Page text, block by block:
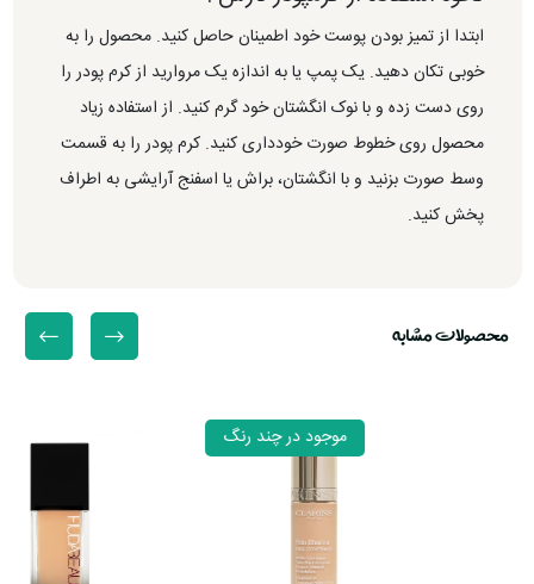
ابتدا از تمیز بودن پوست خود اطمینان حاصل کنید. محصول را به
خوبی تکان دهید. یک پمپ یا به اندازه یک مروارید از کرم پودر را
روی دست زده و با نوک انگشتان خود گرم کنید. از استفاده زیاد
محصول روی خطوط صورت خودداری کنید. کرم پودر را به قسمت
وسط صورت بزنید و با انگشتان، براش یا اسفنج آرایشی به اطراف
پخش کنید.
محصولات مشابه
موجود در چند رنگ